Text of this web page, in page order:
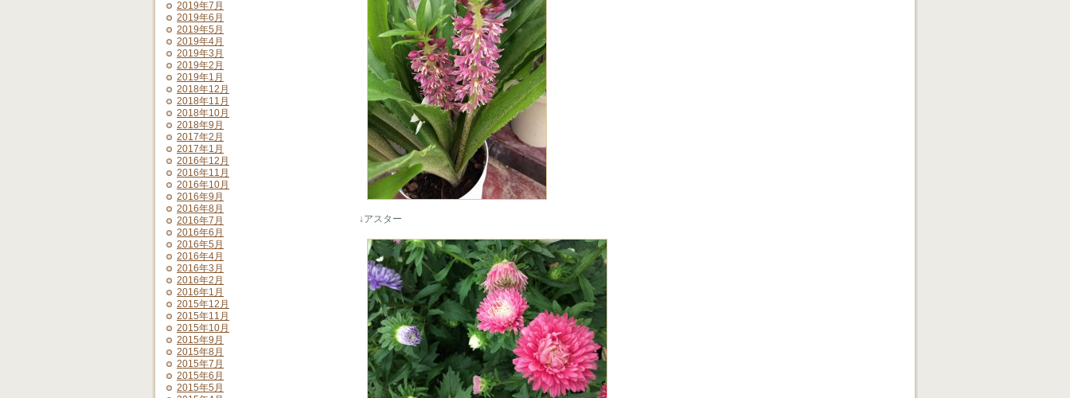
2019年7月
2019年6月
2019年5月
2019年4月
2019年3月
2019年2月
2019年1月
2018年12月
2018年11月
2018年10月
2018年9月
2017年2月
2017年1月
2016年12月
2016年11月
2016年10月
2016年9月
2016年8月
2016年7月
2016年6月
2016年5月
2016年4月
2016年3月
2016年2月
2016年1月
2015年12月
2015年11月
2015年10月
2015年9月
2015年8月
2015年7月
2015年6月
2015年5月
↓アスター